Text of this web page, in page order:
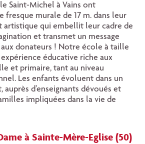
Saint-Michel à Vains ont
fresque murale de 17 m. dans leur
artistique qui embellit leur cadre de
et transmet un message
aux donateurs ! Notre école à taille
éducative riche aux
et primaire, tant au niveau
Les enfants évoluent dans un
auprès d’enseignants dévoués et
impliquées dans la vie de
à Sainte-Mère-Eglise (50)